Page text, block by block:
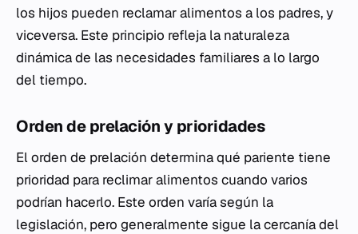
los hijos pueden reclamar alimentos a los padres, y
viceversa. Este principio refleja la naturaleza
dinámica de las necesidades familiares a lo largo
del tiempo.
Orden de prelación y prioridades
El orden de prelación determina qué pariente tiene
prioridad para reclimar alimentos cuando varios
podrían hacerlo. Este orden varía según la
legislación, pero generalmente sigue la cercanía del